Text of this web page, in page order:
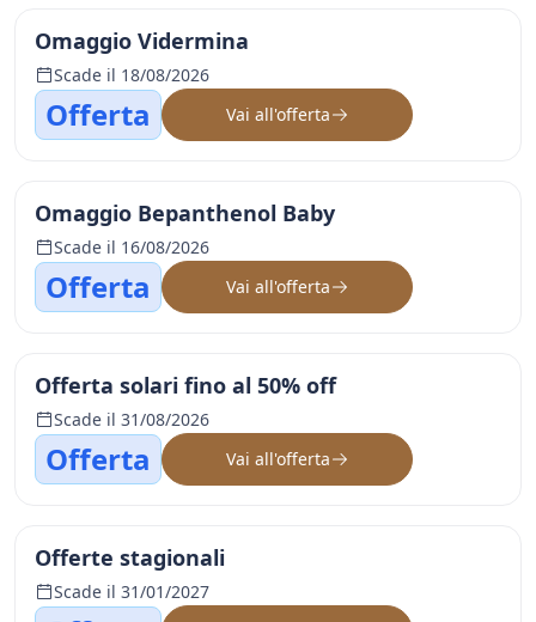
Omaggio Vidermina
Scade il 18/08/2026
Offerta Vai all'offerta
Omaggio Bepanthenol Baby
Scade il 16/08/2026
Offerta Vai all'offerta
Offerta solari fino al 50% off
Scade il 31/08/2026
Offerta Vai all'offerta
Offerte stagionali
Scade il 31/01/2027